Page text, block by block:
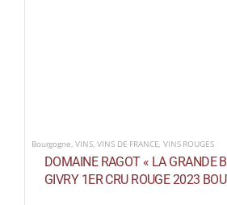
Bourgogne,VINS,VINS DE FRANCE,VINS ROUGES
DOMAINE RAGOT « LA GRANDE
GIVRY 1ER CRU ROUGE 2023